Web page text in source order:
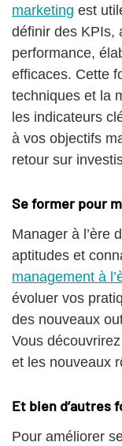
marketing est
définir des KPIs,
performance,
efficaces. Cette
techniques et la
les indicateurs
à vos objectifs
retour sur
Se former pour
Manager à l’ère
aptitudes et
management à
évoluer vos
des nouveaux
Vous
et les nouveaux
Et bien d’autres
Pour améliorer